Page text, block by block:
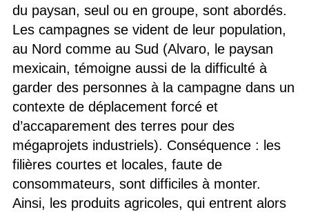
du paysan, seul ou en groupe, sont abordés.
Les campagnes se vident de leur population,
au Nord comme au Sud (Alvaro, le paysan
mexicain, témoigne aussi de la difficulté à
garder des personnes à la campagne dans un
contexte de déplacement forcé et
d’accaparement des terres pour des
mégaprojets industriels). Conséquence : les
filières courtes et locales, faute de
consommateurs, sont difficiles à monter.
Ainsi, les produits agricoles, qui entrent alors